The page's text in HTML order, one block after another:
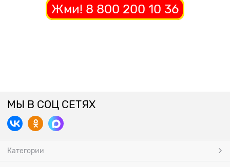
Жми! 8 800 200 10 36
МЫ В СОЦ СЕТЯХ
Категории